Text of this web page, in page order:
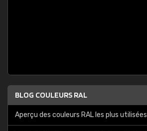
BLOG COULEURS RAL
Aperçu des couleurs RAL les plus utilisées